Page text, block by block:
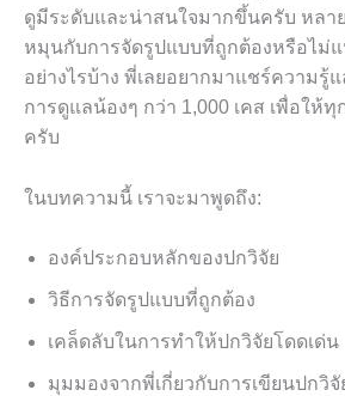
ดูมีระดับและน่าสนใจมากขึ้นครับ หลา
หมุนกับการจัดรูปแบบที่ถูกต้องหรือไม่แ
อย่างไรบ้าง พี่เลยอยากมาแชร์ความรู้
การดูแลน้องๆ กว่า 1,000 เคส เพื่อให้ทุ
ครับ
ในบทความนี้ เราจะมาพูดถึง:
องค์ประกอบหลักของปกวิจัย
วิธีการจัดรูปแบบที่ถูกต้อง
เคล็ดลับในการทำให้ปกวิจัยโดดเด่น
มุมมองจากพี่เกี่ยวกับการเขียนปกวิจั